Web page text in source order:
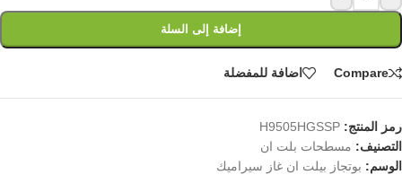
إضافة إلى السلة
Compare اضافة للمفضلة
رمز المنتج: H9505HGSSP
التصنيف: مسطحات بلت ان
الوسم: بوتجاز بيلت ان غاز سيراميك